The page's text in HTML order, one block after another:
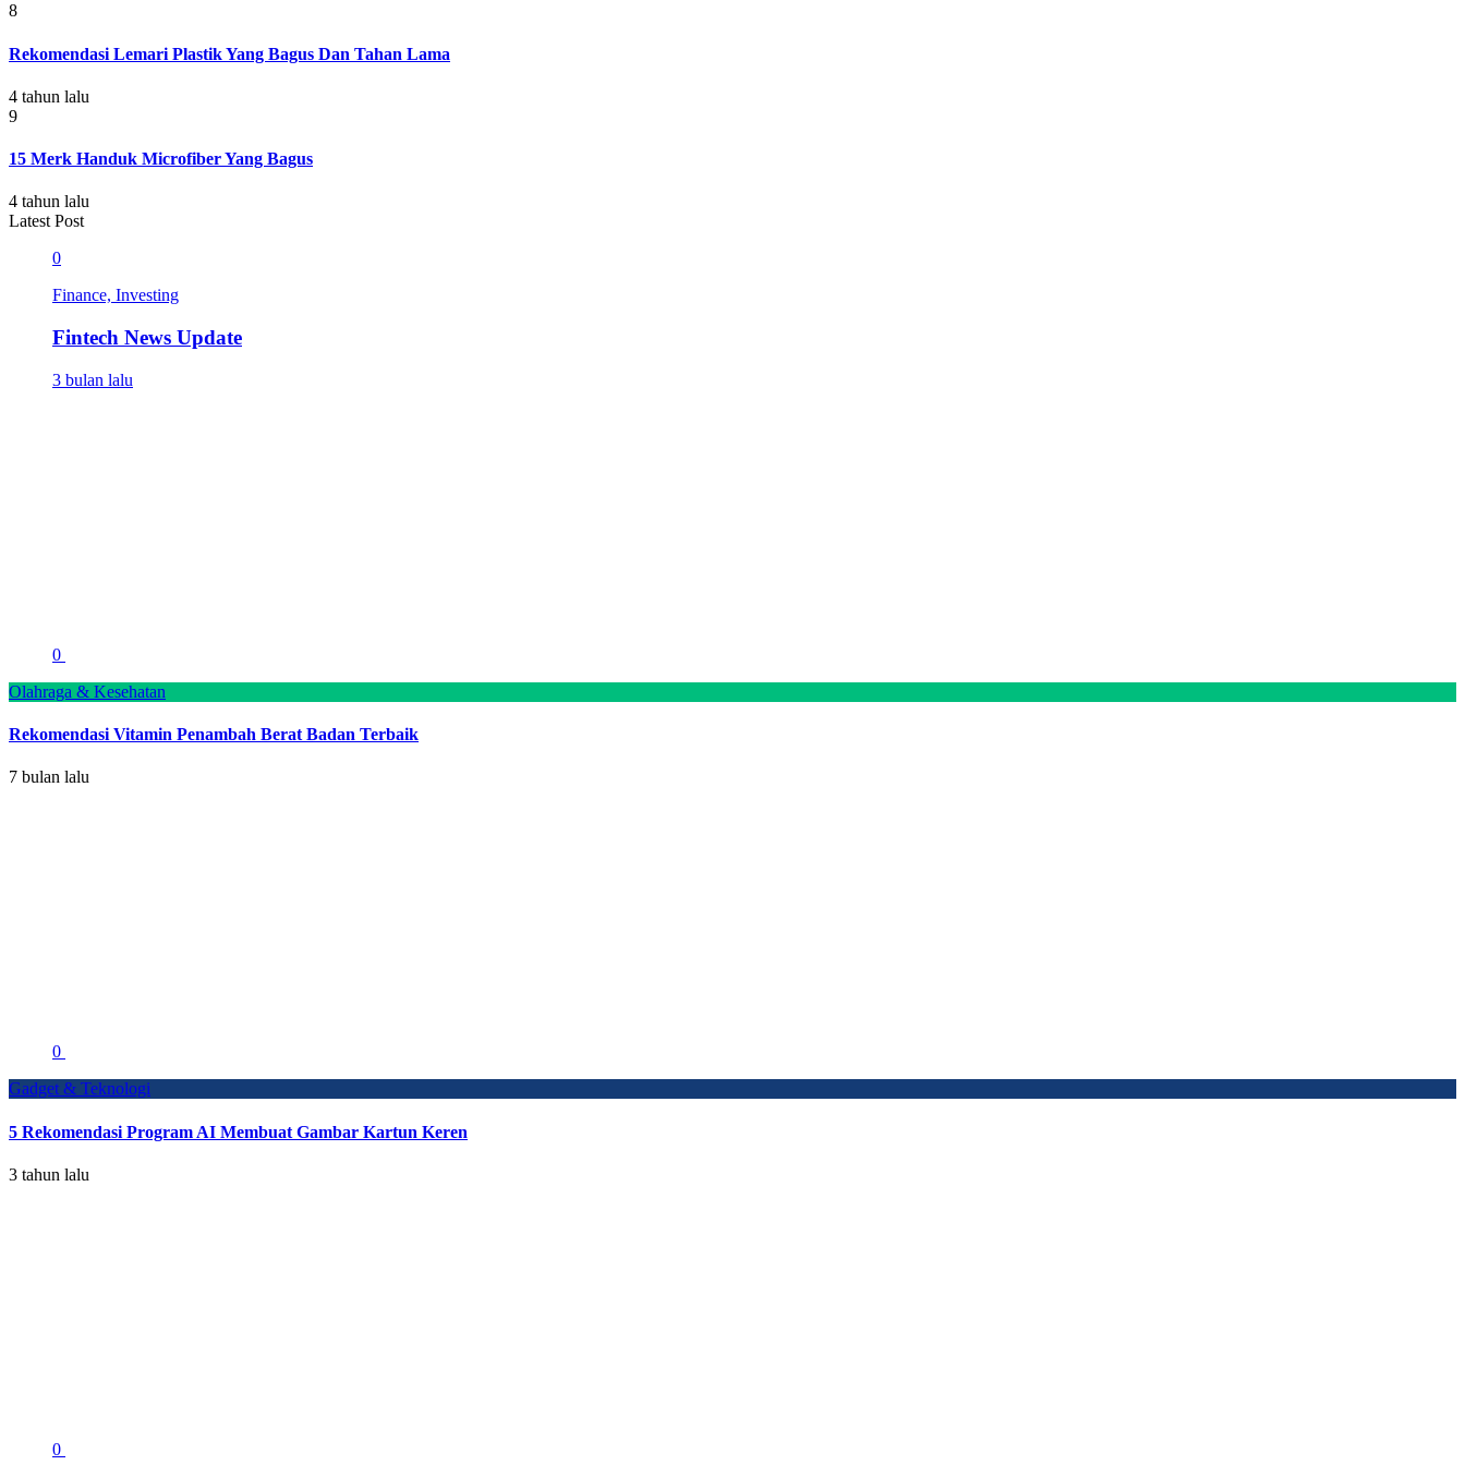
8
Rekomendasi Lemari Plastik Yang Bagus Dan Tahan Lama
4 tahun lalu
9
15 Merk Handuk Microfiber Yang Bagus
4 tahun lalu
Latest Post
0
Finance, Investing
Fintech News Update
3 bulan lalu
0
Olahraga & Kesehatan
Rekomendasi Vitamin Penambah Berat Badan Terbaik
7 bulan lalu
0
Gadget & Teknologi
5 Rekomendasi Program AI Membuat Gambar Kartun Keren
3 tahun lalu
0